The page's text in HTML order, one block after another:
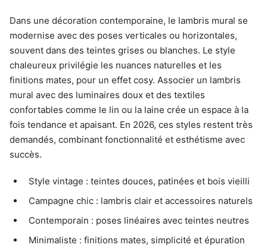
Dans une décoration contemporaine, le lambris mural se
modernise avec des poses verticales ou horizontales,
souvent dans des teintes grises ou blanches. Le style
chaleureux privilégie les nuances naturelles et les
finitions mates, pour un effet cosy. Associer un lambris
mural avec des luminaires doux et des textiles
confortables comme le lin ou la laine crée un espace à la
fois tendance et apaisant. En 2026, ces styles restent très
demandés, combinant fonctionnalité et esthétisme avec
succès.
Style vintage : teintes douces, patinées et bois vieilli
Campagne chic : lambris clair et accessoires naturels
Contemporain : poses linéaires avec teintes neutres
Minimaliste : finitions mates, simplicité et épuration